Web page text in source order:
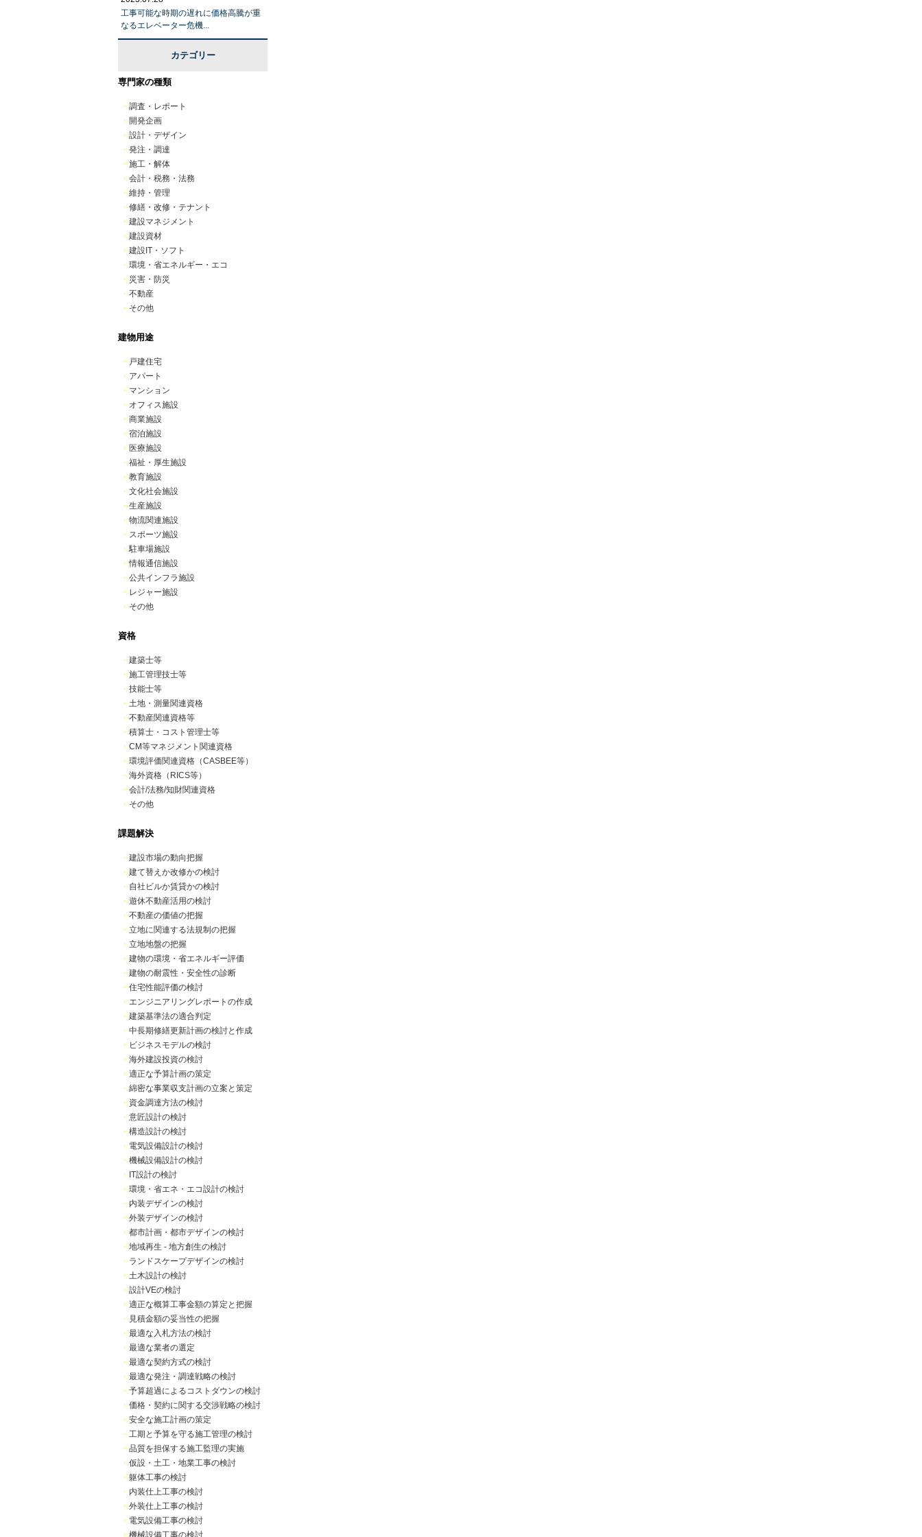
工事可能な時期の遅れに価格高騰が重
なるエレベーター危機...
カテゴリー
専門家の種類
・ 調査・レポート
・ 開発企画
・ 設計・デザイン
・ 発注・調達
・ 施工・解体
・ 会計・税務・法務
・ 維持・管理
・ 修繕・改修・テナント
・ 建設マネジメント
・ 建設資材
・ 建設IT・ソフト
・ 環境・省エネルギー・エコ
・ 災害・防災
・ 不動産
・ その他
建物用途
・ 戸建住宅
・ アパート
・ マンション
・ オフィス施設
・ 商業施設
・ 宿泊施設
・ 医療施設
・ 福祉・厚生施設
・ 教育施設
・ 文化社会施設
・ 生産施設
・ 物流関連施設
・ スポーツ施設
・駐車場施設
・情報通信施設
・ 公共インフラ施設
・ レジャー施設
・ その他
資格
・ 建築士等
・ 施工管理技士等
・ 技能士等
・ 土地・測量関連資格
・ 不動産関連資格等
・ 積算士・コスト管理士等
・ CM等マネジメント関連資格
・ 環境評価関連資格（CASBEE等）
・ 海外資格（RICS等）
・ 会計/法務/知財関連資格
・ その他
課題解決
・ 建設市場の動向把握
・ 建て替えか改修かの検討
・ 自社ビルか賃貸かの検討
・ 遊休不動産活用の検討
・ 不動産の価値の把握
・ 立地に関連する法規制の把握
・ 立地地盤の把握
・ 建物の環境・省エネルギー評価
・ 建物の耐震性・安全性の診断
・ 住宅性能評価の検討
・ エンジニアリングレポートの作成
・ 建築基準法の適合判定
・ 中長期修繕更新計画の検討と作成
・ ビジネスモデルの検討
・ 海外建設投資の検討
・ 適正な予算計画の策定
・ 綿密な事業収支計画の立案と策定
・ 資金調達方法の検討
・ 意匠設計の検討
・ 構造設計の検討
・ 電気設備設計の検討
・ 機械設備設計の検討
・ IT設計の検討
・ 環境・省エネ・エコ設計の検討
・ 内装デザインの検討
・ 外装デザインの検討
・ 都市計画・都市デザインの検討
・ 地域再生 - 地方創生の検討
・ ランドスケープデザインの検討
・ 土木設計の検討
・ 設計VEの検討
・ 適正な概算工事金額の算定と把握
・ 見積金額の妥当性の把握
・ 最適な入札方法の検討
・ 最適な業者の選定
・ 最適な契約方式の検討
・ 最適な発注・調達戦略の検討
・ 予算超過によるコストダウンの検討
・ 価格・契約に関する交渉戦略の検討
・ 安全な施工計画の策定
・ 工期と予算を守る施工管理の検討
・ 品質を担保する施工監理の実施
・ 仮設・土工・地業工事の検討
・ 躯体工事の検討
・ 内装仕上工事の検討
・ 外装仕上工事の検討
・ 電気設備工事の検討
・ 機械設備工事の検討